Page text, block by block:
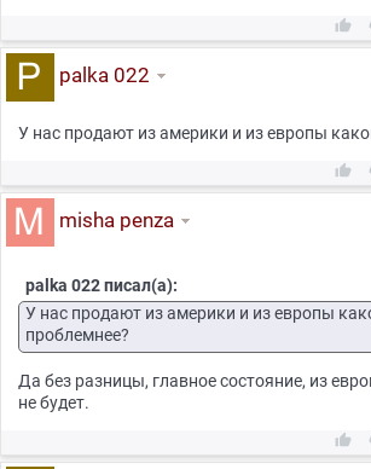

palka 022
У нас продают из америки и из европы

misha penza
palka 022 писал(а):
У нас продают из америки и из европы
проблемнее?
Да без разницы, главное состояние, из
не будет.
